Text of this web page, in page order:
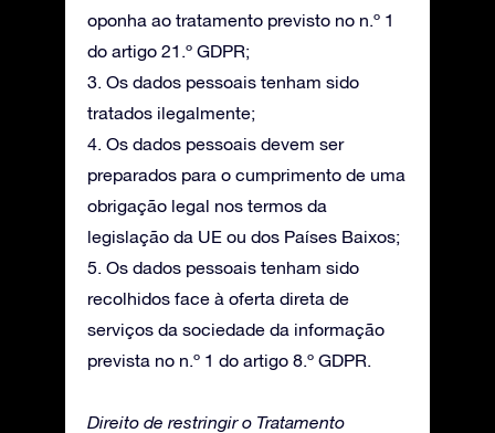
oponha ao tratamento previsto no n.º 1
do artigo 21.º GDPR;
3. Os dados pessoais tenham sido
tratados ilegalmente;
4. Os dados pessoais devem ser
preparados para o cumprimento de uma
obrigação legal nos termos da
legislação da UE ou dos Países Baixos;
5. Os dados pessoais tenham sido
recolhidos face à oferta direta de
serviços da sociedade da informação
prevista no n.º 1 do artigo 8.º GDPR.
Direito de restringir o Tratamento